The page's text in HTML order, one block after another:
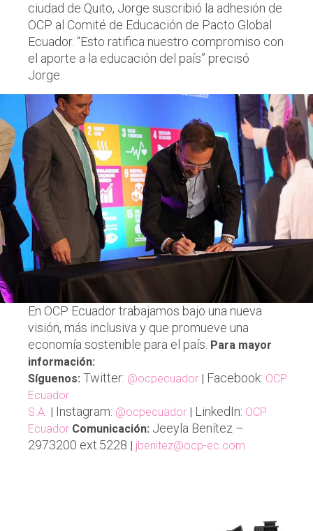
ciudad de Quito, Jorge suscribió la adhesión de
OCP al Comité de Educación de Pacto Global
Ecuador. “Esto ratifica nuestro compromiso con
el aporte a la educación del país” precisó
Jorge.
En OCP Ecuador trabajamos bajo una nueva
visión, más inclusiva y que promueve una
economía sostenible para el país. Para mayor
información:
Síguenos: Twitter: @ocpecuador Facebook: OCP
Ecuador
S.A.
Instagram: @ocpecuador LinkedIn: OCP
Ecuador Comunicación: Jeeyla Benítez –
2973200 ext.5228
jbenitez@ocp-ec.com